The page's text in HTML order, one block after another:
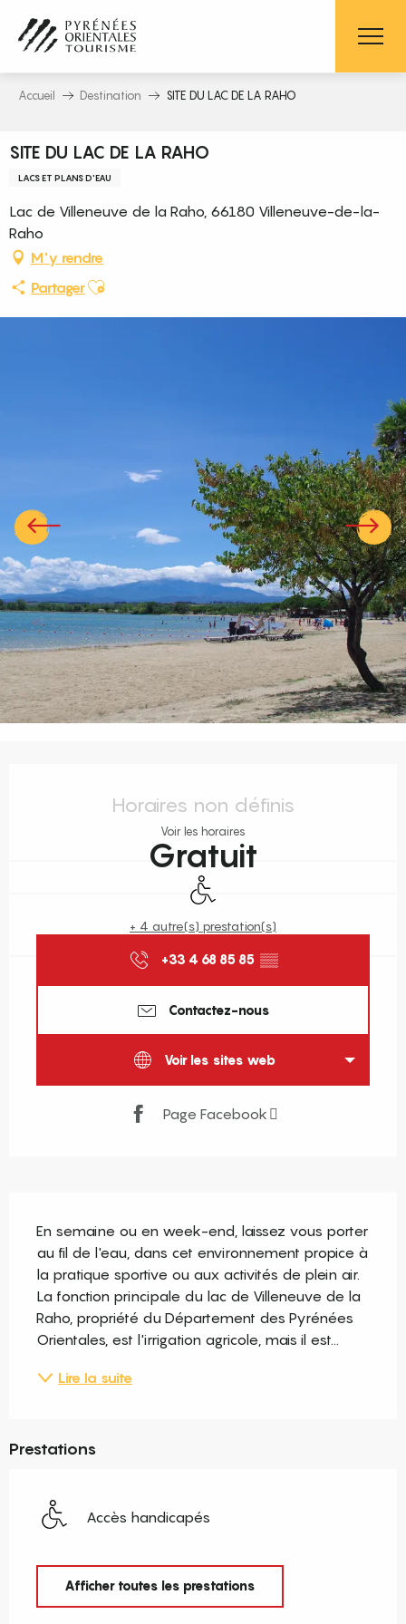
contenu
principal
Accueil Destination SITE DU LAC DE LA RAHO
SITE DU LAC DE LA RAHO
LACS ET PLANS D'EAU
Lac de Villeneuve de la Raho, 66180 Villeneuve-de-la-
Raho
M'y rendre
PartagerAjouter aux favoris
Horaires non définis
Voir les horaires
Gratuit
Accès handicapés
+ 4 autre(s) prestation(s)
+33 4 68 85 85 ▒▒
Contactez-nous
Voir les sites web
Page Facebook
En semaine ou en week-end, laissez vous porter
au fil de l'eau, dans cet environnement propice à
la pratique sportive ou aux activités de plein air.
La fonction principale du lac de Villeneuve de la
Raho, propriété du Département des Pyrénées
Orientales, est l'irrigation agricole, mais il est...
Lire la suite
Prestations
Accès handicapés
Afficher toutes les prestations